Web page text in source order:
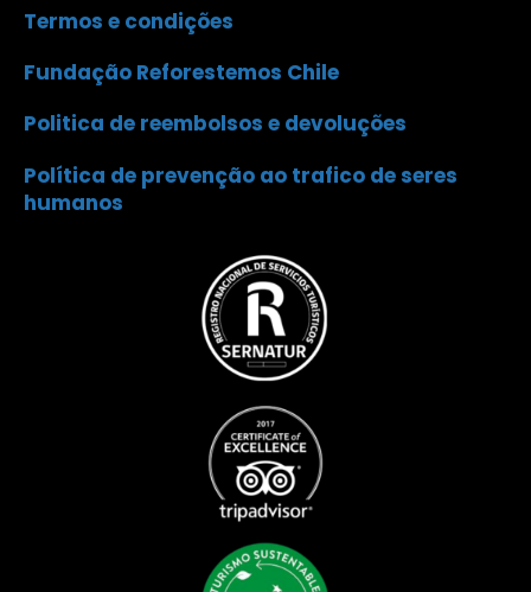
Termos e condições
Fundação Reforestemos Chile
Politica de reembolsos e devoluções
Política de prevenção ao trafico de seres
humanos